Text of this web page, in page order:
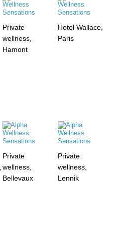
Private
wellness,
Hamont
Hotel Wallace,
Paris
Private
wellness,
Bellevaux
Private
wellness,
Lennik